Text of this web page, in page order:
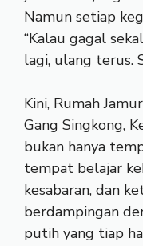
Namun setiap
“Kalau gagal
lagi, ulang terus.
Kini, Rumah
Gang Singkong,
bukan hanya
tempat belajar
kesabaran, dan
berdampingan
putih yang tiap